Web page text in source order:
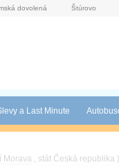
dovolená Štúrovo
a Last Minute
Morava , stát Česká republika )